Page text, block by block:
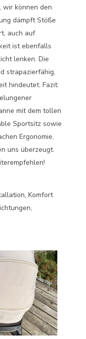
wir können den
dämpft Stöße
auch auf
ist ebenfalls
lenken. Die
strapazierfähig,
hindeutet. Fazit:
mit dem tollen
Sportsitz sowie
Ergonomie,
uns überzeugt.
Komfort